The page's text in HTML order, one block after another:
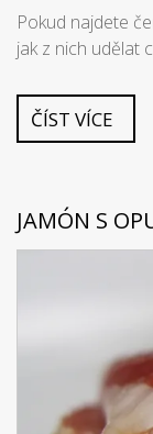
Pokud najdete
jak z nich udělat
ČÍST VÍCE
JAMÓN S